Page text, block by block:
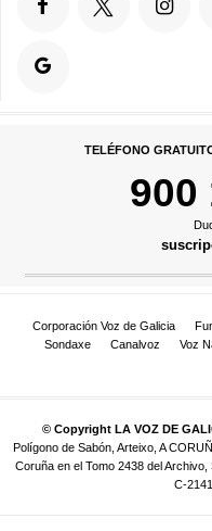
TELÉFONO
900
Corporación Voz de Galicia
Sondaxe
Canalvoz Voz
© Copyright LA VOZ DE
Polígono de Sabón, Arteixo, A
Coruña en el Tomo 2438 del
C-